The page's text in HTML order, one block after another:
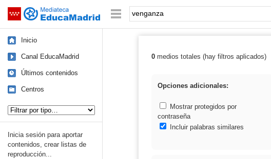
Saltar navegación Palabra o frase:
Inicio
Canal EducaMadrid
Últimos contenidos
Centros
Inicia sesión para aportar
contenidos, crear listas de
reproducción...
Resultados de: venganza
0medios totales (hay filtros aplicados)
Opciones adicionales:
Mostrar protegidos por
contraseña
Incluir palabras similares